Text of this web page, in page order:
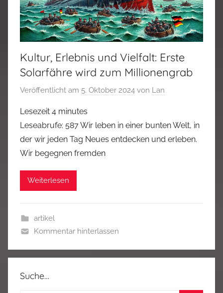
Kultur, Erlebnis und Vielfalt: Erste
Solarfähre wird zum Millionengrab
Veröffentlicht am 5. Oktober 2024 von Lan
Lesezeit 4 minutes
Leseabrufe: 587 Wir leben in einer bunten Welt, in
der wir jeden Tag Neues entdecken und erleben.
Wir begegnen fremden
Weiterlesen
artikel
Kommentar hinterlassen
Suche…